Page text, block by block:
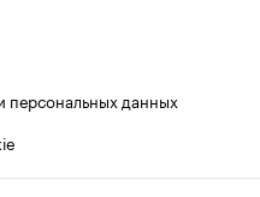
персональных данных